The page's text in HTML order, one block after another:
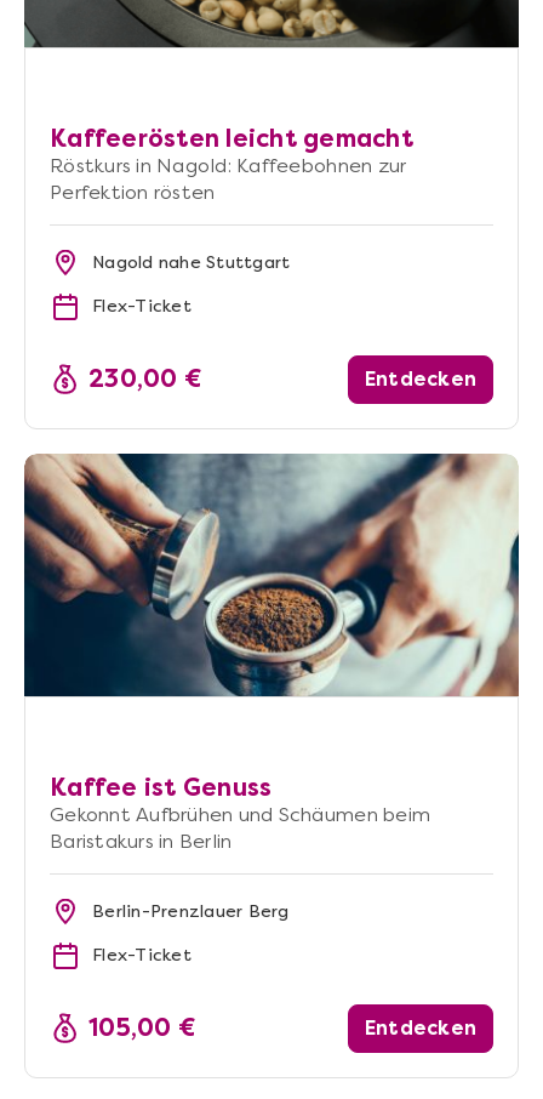
Kaffeerösten leicht gemacht
Röstkurs in Nagold: Kaffeebohnen zur
Perfektion rösten
Nagold nahe Stuttgart
Flex-Ticket
230,00 € Entdecken
Kaffee ist Genuss
Gekonnt Aufbrühen und Schäumen beim
Baristakurs in Berlin
Berlin-Prenzlauer Berg
Flex-Ticket
105,00 € Entdecken